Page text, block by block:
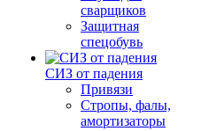
сварщиков
Защитная
спецобувь
СИЗ от падения
Привязи
Стропы, фалы,
амортизаторы